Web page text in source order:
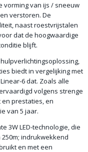
vorming van ijs / sneeuw
verstoren. De
naast roestvrijstalen
dat de hoogwaardige
blijft.
biedt in vergelijking met
6 dat. Zoals alle
volgens strenge
prestaties, en
van 5 jaar.
3W LED-technologie, die
250m; indrukwekkend
en met een